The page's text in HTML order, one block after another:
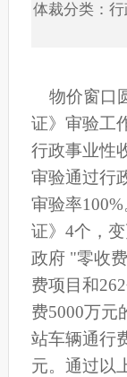
体裁分类：
物价窗口
证》审验工
行政事业性
审验通过行
审验率
证》4个，
政府 "零收
费项目和
费5000万元
站车辆通行
元。通过以